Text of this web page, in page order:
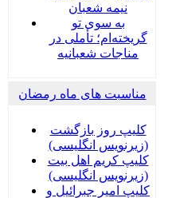
نیمه شعبان
به سوی تو
گریخته‌ام؛ تأملی در
مناجات شعبانیه
مناسبت های ماه رمضان
کلیپ روز بازگشت
(زیرنویس انگلیسی)
کلیپ کریم اهل بیت
(زیرنویس انگلیسی)
کلیپ امیر جبرائیل و